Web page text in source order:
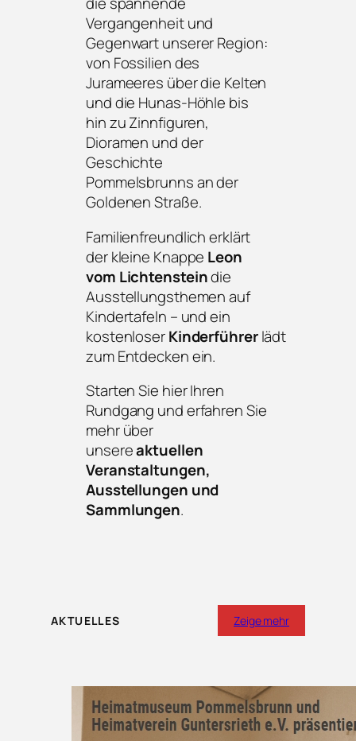
Vergangenheit und
Gegenwart unserer Region:
von Fossilien des
Jurameeres über die Kelten
und die Hunas-Höhle bis
hin zu Zinnfiguren,
Dioramen und der
Geschichte
Pommelsbrunns an der
Goldenen Straße.
Familienfreundlich erklärt
der kleine Knappe Leon
vom Lichtensteindie
Ausstellungsthemen auf
Kindertafeln – und ein
kostenloserKinderführerlädt
zum Entdecken ein.
Starten Sie hier Ihren
Rundgang und erfahren Sie
mehr über
unsereaktuellen
Veranstaltungen,
Ausstellungen und
Sammlungen.
AKTUELLES Zeige mehr